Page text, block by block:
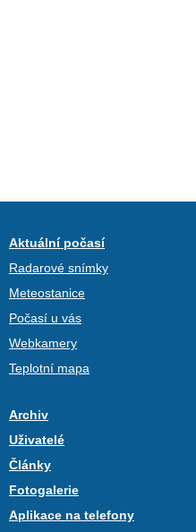
Aktuální počasí
Radarové snímky
Meteostanice
Počasí u vás
Webkamery
Teplotní mapa
Archiv
Uživatelé
Články
Fotogalerie
Aplikace na telefony